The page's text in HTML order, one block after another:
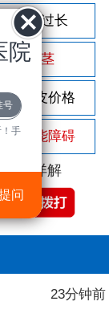
包皮过长
包茎
割包皮价格
性功能障碍
您详解
23分钟前
院
手
问